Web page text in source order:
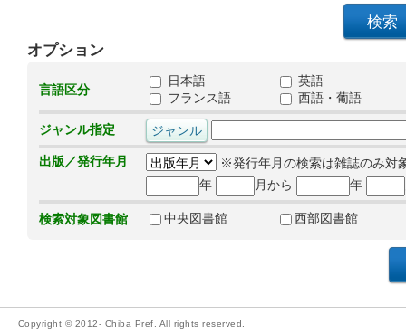
オプション
言語区分
日本語
英語
フランス語
西語・葡語
ジャンル指定
出版／発行年月
※発行年月の検索は雑誌のみ対
年
月から 年
検索対象図書館 中央図書館 西部図書館
Copyright © 2012- Chiba Pref. All rights reserved.